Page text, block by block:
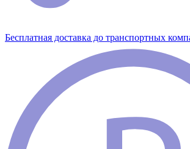
Бесплатная доставка до транспортных